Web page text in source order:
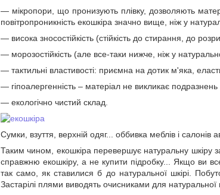
— мікропори, що пронизують плівку, дозволяють
повітропроникність екошкіра значно вище, ніж у
— висока зносостійкість (стійкість до стирання, до
— морозостійкість (але все-таки нижче, ніж у
— тактильні властивості: приємна на дотик м'яка,
— гіпоалергенність – матеріал не викликає
— екологічно чистий склад.
Сумки, взуття, верхній одяг... оббивка меблів і
Таким чином, екошкіра перевершує натуральну шкіру
справжню екошкіру, а не купити підробку... Якщо ви
так само, як ставилися б до натуральної шкірі.
Застарілі плями виводять очисниками для